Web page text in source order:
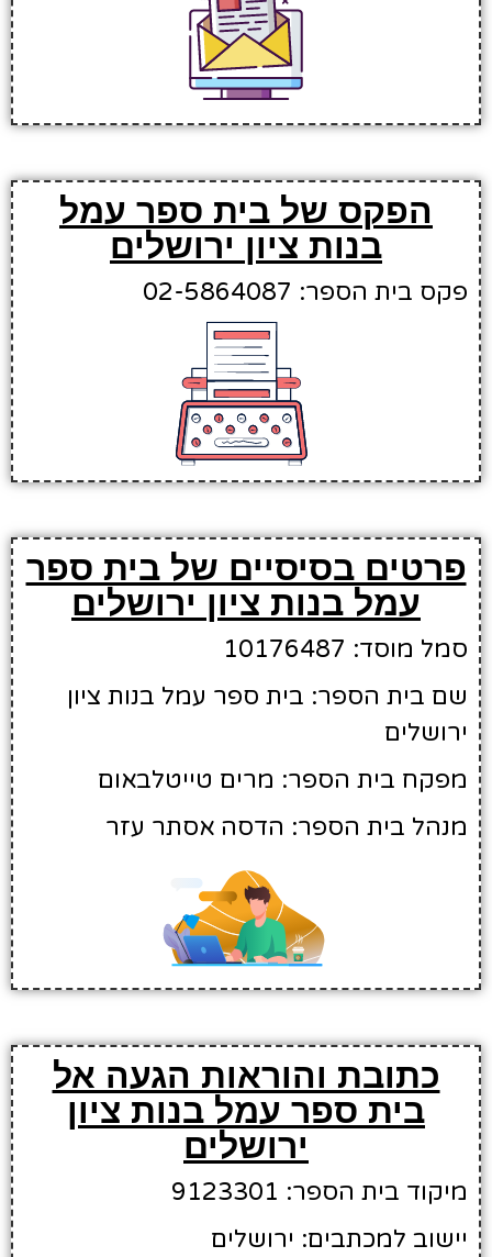
הפקס של בית ספר עמל
בנות ציון ירושלים
פקס בית הספר: 02-5864087
פרטים בסיסיים של בית ספר
עמל בנות ציון ירושלים
סמל מוסד: 10176487
שם בית הספר: בית ספר עמל בנות ציון
ירושלים
מפקח בית הספר: מרים טייטלבאום
מנהל בית הספר: הדסה אסתר עזר
כתובת והוראות הגעה אל
בית ספר עמל בנות ציון
ירושלים
מיקוד בית הספר: 9123301
יישוב למכתבים: ירושלים